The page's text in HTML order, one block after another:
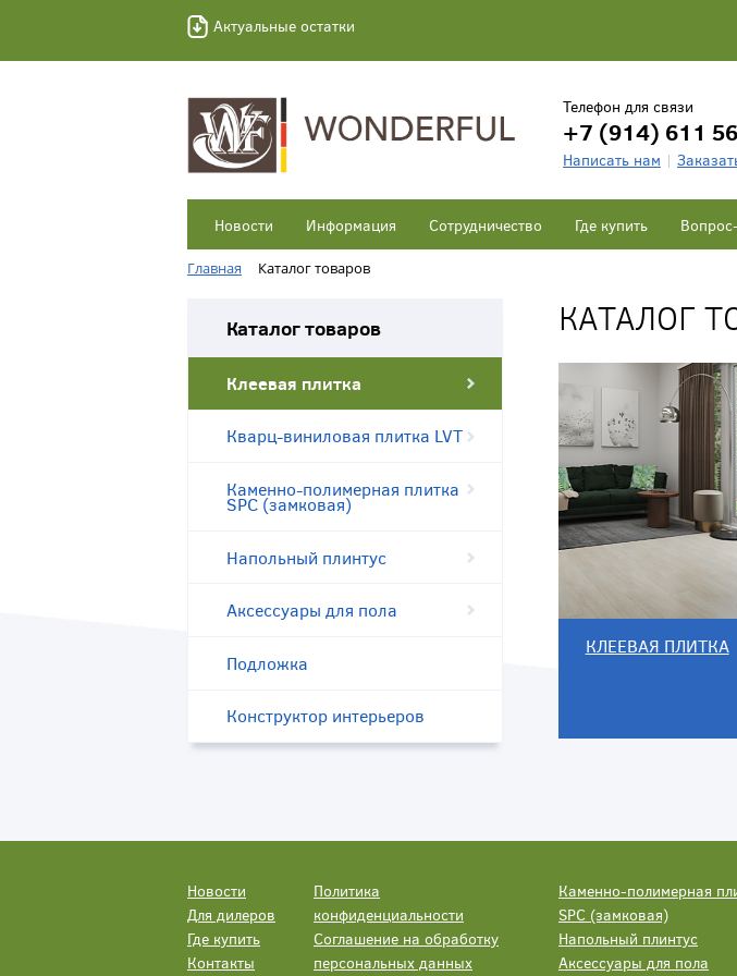
Актуальные остатки
Телефон для связи
+7 (914) 611
Написать нам
Новости Информация Сотрудничество Где купить
Главная Каталог товаров
Каталог товаров
Клеевая плитка
Кварц-виниловая плитка LVT
Каменно-полимерная плитка
SPC (замковая)
Напольный плинтус
Аксессуары для пола
Подложка
Конструктор интерьеров
КАТАЛОГ
КЛЕЕВАЯ ПЛИТКА
Новости
Для дилеров
Где купить
Контакты
Политика
конфиденциальности
Соглашение на обработку
персональных данных
Каменно-полимерная
SPC (замковая)
Напольный плинтус
Аксессуары для пола